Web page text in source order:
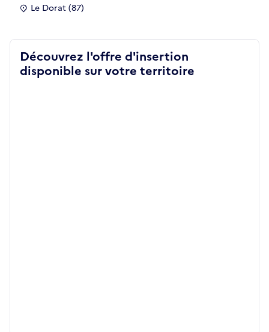
Le Dorat (87)
Découvrez l'offre d'insertion
disponible sur votre territoire